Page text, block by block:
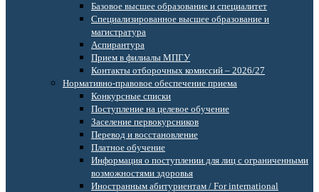
Базовое высшее образование и специалитет
Специализированное высшее образование и
магистратура
Аспирантура
Прием в филиалы МПГУ
Контакты отборочных комиссий – 2026/27
Нормативно-правовое обеспечение приема
Конкурсные списки
Поступление на целевое обучение
Заселение первокурсников
Перевод и восстановление
Платное обучение
Информация о поступлении для лиц с ограниченными
возможностями здоровья
Иностранным абитуриентам / For international